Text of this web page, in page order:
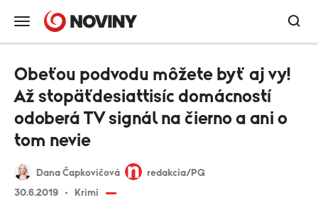
Dana Čapkovičová
redakcia/PG
30.6.2019
Krimi
Obeťou podvodu môžete byť aj vy!
Až stopäťdesiattisíc domácností
odoberá TV signál na čierno a ani o
tom nevie